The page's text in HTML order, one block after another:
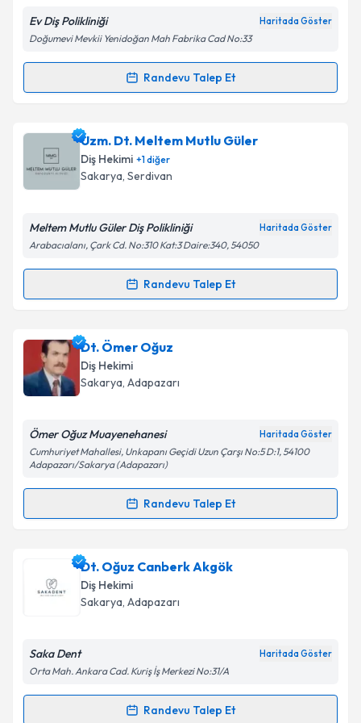
Kişisel verilerimin işlenmesine ilişkin
Metni'ni okudum ve kişisel verilerimin belirtilen
Takvim Talebini Gönder
Ev Diş Polikliniği Haritada Göster
Doğumevi Mevkii Yenidoğan Mah Fabrika Cad No:33
Randevu Talep Et
Randevu Takvimi Talebi
Dt. Emrah Özdemiriçin randevu takvimi talebi
oluşturun. Size bu uzmandan randevu almanız için bir
takvim hazırlandığında e-posta ile bilgilendireceğiz.
Kişisel verilerimin işlenmesine ilişkin
Metni'ni okudum ve kişisel verilerimin belirtilen
Takvim Talebini Gönder
Uzm. Dt. Meltem Mutlu Güler
Diş Hekimi +1diğer
Sakarya, Serdivan
Meltem Mutlu Güler Diş Polikliniği Haritada Göster
Arabacıalanı, Çark Cd. No:310 Kat:3 Daire:340, 54050
Randevu Talep Et
Randevu Takvimi Talebi
Uzm. Dt. Meltem Mutlu Güler
talebi oluşturun. Size bu uzmandan randevu almanız
için bir takvim hazırlandığında e-posta ile
bilgilendireceğiz.
Kişisel verilerimin işlenmesine ilişkin
Metni'ni okudum ve kişisel verilerimin belirtilen
Takvim Talebini Gönder
Dt. Ömer Oğuz
Diş Hekimi
Sakarya, Adapazarı
Ömer Oğuz Muayenehanesi Haritada Göster
Cumhuriyet Mahallesi, Unkapanı Geçidi Uzun Çarşı No:5 D:1, 54100
Adapazarı/Sakarya (Adapazarı)
Randevu Talep Et
Randevu Takvimi Talebi
Dt. Ömer Oğuziçin randevu takvimi talebi oluşturun.
Size bu uzmandan randevu almanız için bir takvim
hazırlandığında e-posta ile bilgilendireceğiz.
Kişisel verilerimin işlenmesine ilişkin
Dt. Oğuz Canberk Akgök
Diş Hekimi
Sakarya, Adapazarı
Saka Dent Haritada Göster
Orta Mah. Ankara Cad. Kuriş İş Merkezi No:31/A
Randevu Talep Et
Randevu Takvimi Talebi